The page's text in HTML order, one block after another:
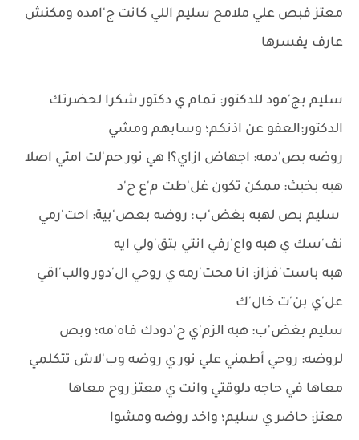
معتز فبص علي ملامح سليم اللي كانت ج'امده ومكنش
عارف يفسرها
سليم بج'مود للدكتور: تمام ي دكتور شكرا لحضرتك
الدكتور:العفو عن اذنكم؛ وسابهم ومشي
روضه بص'دمه: اجهاض ازاي؟! هي نور حم'لت امتي اصلا
هبه بخبث: ممكن تكون غل'طت م'ع ح'د
سليم بص لهبه بغض'ب؛ روضه بعص'بية: احت'رمي
نف'سك ي هبه واع'رفي انتي بتق'ولي ايه
هبه باست'فزاز: انا محت'رمه ي روحي ال'دور والب'اقي
عل'ي بن'ت خال'ك
سليم بغض'ب: هبه الزم'ي ح'دودك فاه'مه؛ وبص
لروضه: روحي أطمني علي نور ي روضه وب'لاش تتكلمي
معاها في حاجه دلوقتي وانت ي معتز روح معاها
معتز: حاضر ي سليم؛ واخد روضه ومشوا